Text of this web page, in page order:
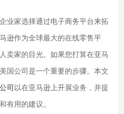
业家选择通过电子商务平台来拓
逊作为全球最大的在线零售平
卖家的目光。如果您打算在亚马
国公司是一个重要的步骤。本文
司 以在亚马逊上开展业务，并提
有用的建议。